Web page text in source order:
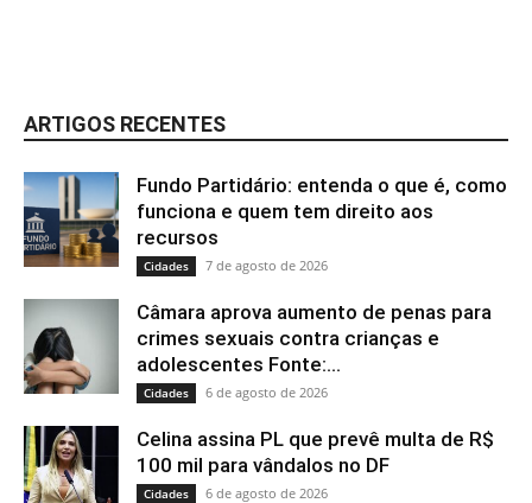
ARTIGOS RECENTES
Fundo Partidário: entenda o que é, como
funciona e quem tem direito aos
recursos
Cidades 7 de agosto de 2026
Câmara aprova aumento de penas para
crimes sexuais contra crianças e
adolescentes Fonte:...
Cidades 6 de agosto de 2026
Celina assina PL que prevê multa de R$
100 mil para vândalos no DF
Cidades 6 de agosto de 2026